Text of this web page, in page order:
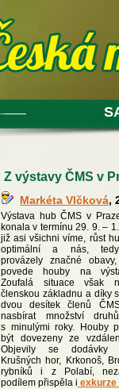
Z výstavy ČMS v
Markéta Vlčková,
Výstava hub ČMS v
konala v termínu 29. 9. –
již asi všichni víme, růst
optimální a nás, tedy
provázely značné
povede houby na
Zoufalá situace však
členskou základnu a díky
dvou desítek členů
nasbírat množství
s minulými roky. Houby
být dovezeny ze
Objevily se dodávky
Krušných hor, Krkonoš,
rybníků i z Polabí,
podílem přispěla i exkurze